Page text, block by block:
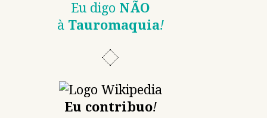
Eu digo NÃO
à Tauromaquia!
Eu contribuo!